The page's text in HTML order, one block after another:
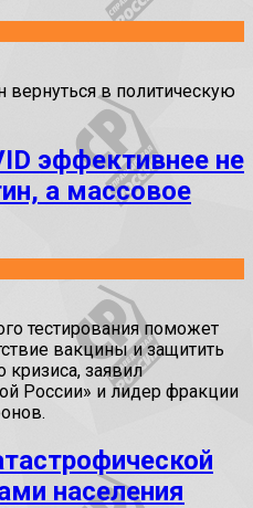
в политическую
эффективнее не
а массовое
тестирования поможет
вакцины и защитить
заявил
России» и лидер фракции
населения